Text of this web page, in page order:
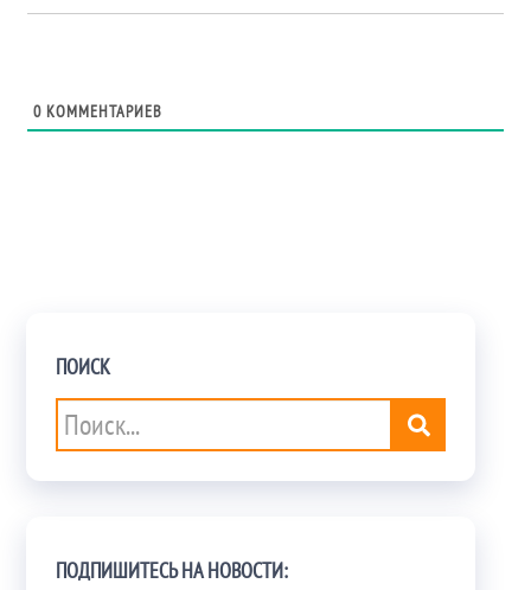
0 КОММЕНТАРИЕВ
ПОИСК
ПОДПИШИТЕСЬ НА НОВОСТИ: